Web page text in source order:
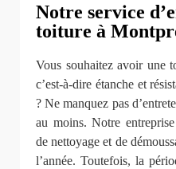
Notre service
toiture à
Vous souhaitez avoir une
c’est-à-dire étanche et
? Ne manquez pas
au moins. Notre
de nettoyage et de
l’année. Toutefois, la